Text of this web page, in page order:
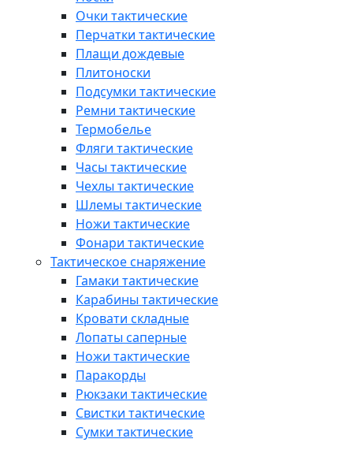
Очки тактические
Перчатки тактические
Плащи дождевые
Плитоноски
Подсумки тактические
Ремни тактические
Термобелье
Фляги тактические
Часы тактические
Чехлы тактические
Шлемы тактические
Ножи тактические
Фонари тактические
Тактическое снаряжение
Гамаки тактические
Карабины тактические
Кровати складные
Лопаты саперные
Ножи тактические
Паракорды
Рюкзаки тактические
Свистки тактические
Сумки тактические